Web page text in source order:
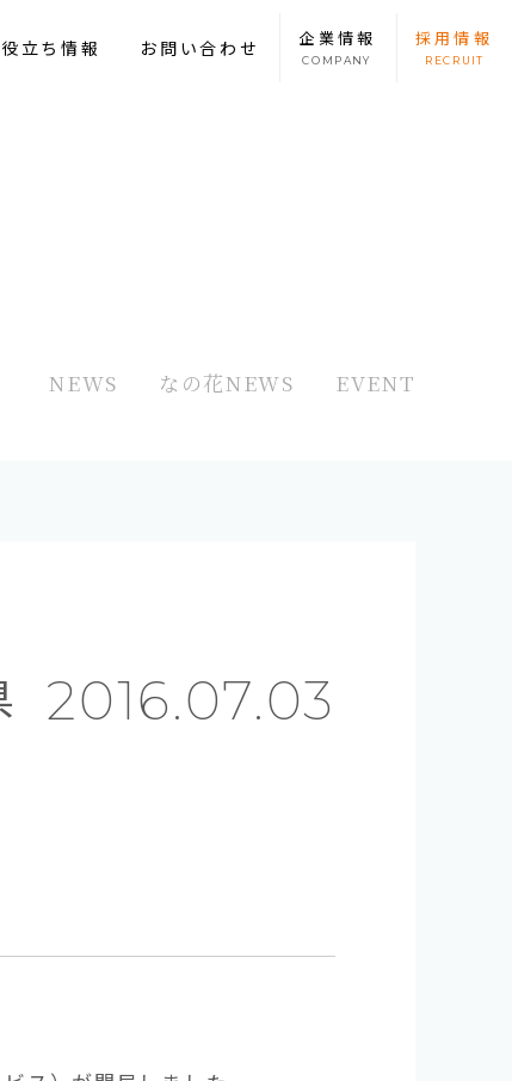
立ち情報 お問い合わせ 企業情報
COMPANY
採用情報
RECRUIT
NEWS なの花NEWS EVENT
2016.07.03